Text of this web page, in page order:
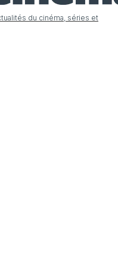
du cinéma, séries et